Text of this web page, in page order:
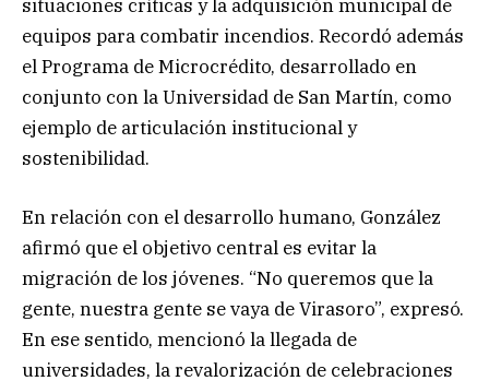
situaciones críticas y la adquisición municipal de
equipos para combatir incendios. Recordó además
el Programa de Microcrédito, desarrollado en
conjunto con la Universidad de San Martín, como
ejemplo de articulación institucional y
sostenibilidad.
En relación con el desarrollo humano, González
afirmó que el objetivo central es evitar la
migración de los jóvenes. “No queremos que la
gente, nuestra gente se vaya de Virasoro”, expresó.
En ese sentido, mencionó la llegada de
universidades, la revalorización de celebraciones